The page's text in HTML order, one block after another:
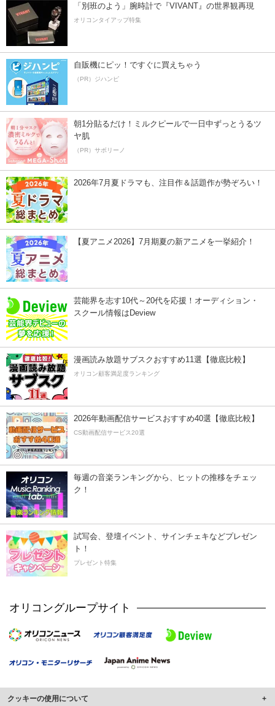
「別班のよう」腕時計で『VIVANT』の世界観再現
オリコンタイアップ特集
自販機にピッ！ですぐに買えちゃう
（PR）ジハンピ
朝1分貼るだけ！ミルクピールで一日中ずっとうるツ
ヤ肌
（PR）サボリーノ
2026年7月夏ドラマも、注目作＆話題作が勢ぞろい！
【夏アニメ2026】7月期夏の新アニメを一挙紹介！
芸能界を志す10代～20代を応援！オーディション・
スクール情報はDeview
漫画読み放題サブスクおすすめ11選【徹底比較】
オリコン顧客満足度ランキング
2026年動画配信サービスおすすめ40選【徹底比較】
CS動画配信サービス20選
毎週の音楽ランキングから、ヒットの推移をチェッ
ク！
試写会、登壇イベント、サインチェキなどプレゼン
ト！
プレゼント特集
オリコングループサイト
クッキーの使用について